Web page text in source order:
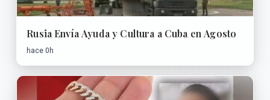
Rusia Envía Ayuda y Cultura a Cuba en Agosto
hace 0h